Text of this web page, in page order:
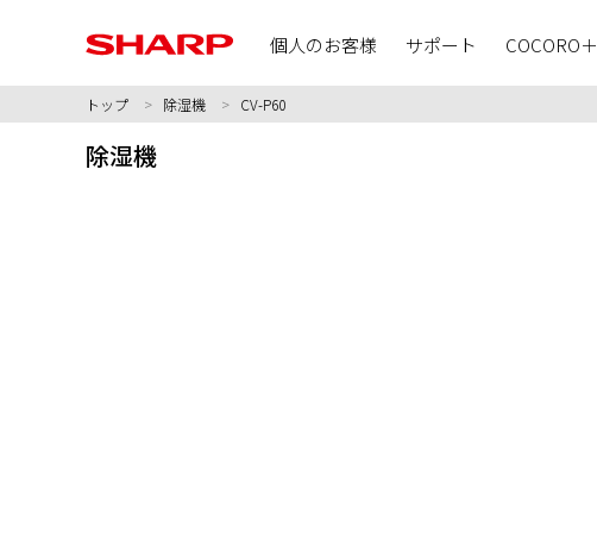
個人のお客様 サポート COCORO＋
トップ 除湿機 CV-P60
除湿機